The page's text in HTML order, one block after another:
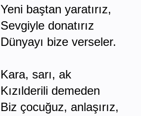
Yeni baştan yaratırız,
Sevgiyle donatırız
Dünyayı bize verseler.
Kara, sarı, ak
Kızılderili demeden
Biz çocuğuz, anlaşırız,